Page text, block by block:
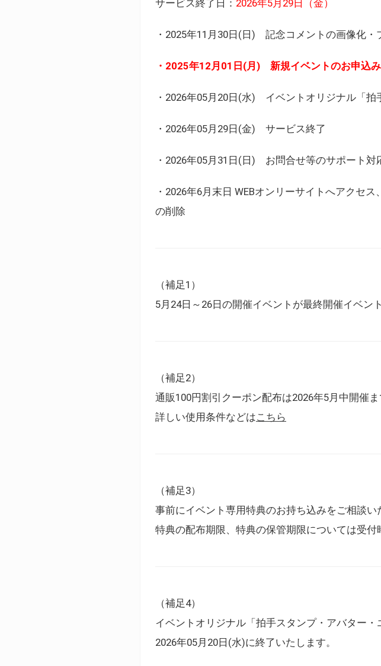
サービス終了日： 2026年5月29日（金）
・2025年11月30日(日) 記念コメントの画像化・
・2025年12月01日(月) 新規イベントのお申込
・2026年05月20日(水) イベントオリジナル「
・2026年05月29日(金) サービス終了
・2026年05月31日(日) お問合せ等のサポート対
・2026年6月末日 WEBオンリーサイトへアクセ
の削除
（補足1）
5月24日～26日の開催イベントが最終開催イベン
（補足2）
通販100円割引クーポン配布は2026年5月中開催
詳しい使用条件などはこちら
（補足3）
事前にイベント専用特典のお持ち込みをご相談
特典の配布期限、特典の保管期限については受
（補足4）
イベントオリジナル「拍手スタンプ・アバター
2026年05月20日(水)に終了いたします。